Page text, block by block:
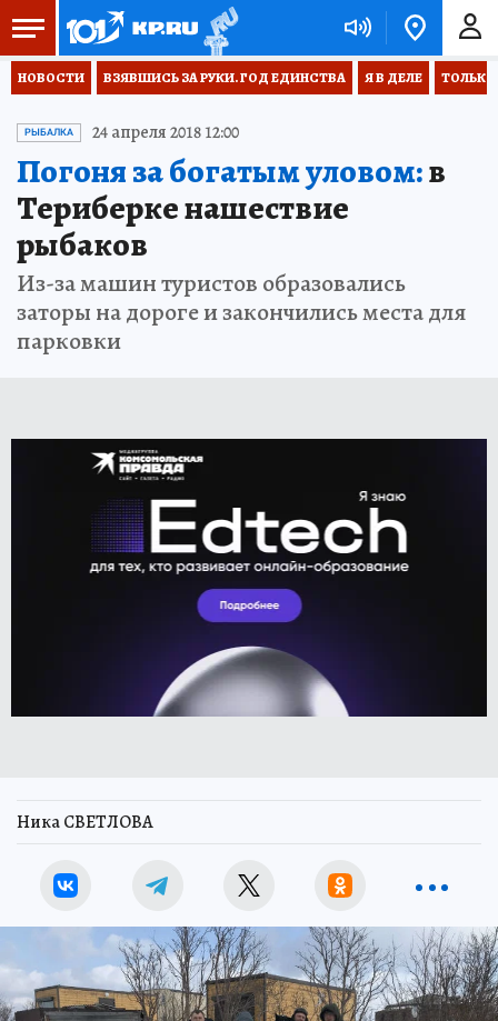
НОВОСТИ ВЗЯВШИСЬ ЗА РУКИ. ГОД ЕДИНСТВА Я В ДЕЛЕ ТОЛЬКО
РЫБАЛКА 24 апреля 2018 12:00
Погоня за богатым уловом:в
Териберке нашествие
рыбаков
Из-за машин туристов образовались
заторы на дороге и закончились места для
парковки
Ника СВЕТЛОВА